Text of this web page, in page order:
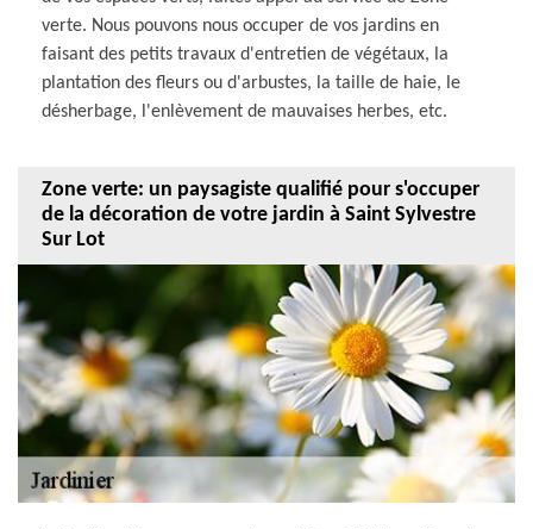
verte. Nous pouvons nous occuper de vos jardins en
faisant des petits travaux d'entretien de végétaux, la
plantation des fleurs ou d'arbustes, la taille de haie, le
désherbage, l'enlèvement de mauvaises herbes, etc.
Zone verte: un paysagiste qualifié pour s'occuper
de la décoration de votre jardin à Saint Sylvestre
Sur Lot